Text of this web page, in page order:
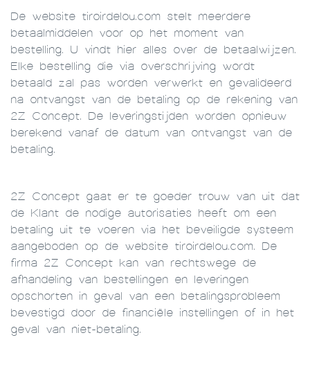
De website tiroirdelou.com stelt meerdere
betaalmiddelen voor op het moment van
bestelling. U vindt hier alles over de betaalwijzen.
Elke bestelling die via overschrijving wordt
betaald zal pas worden verwerkt en gevalideerd
na ontvangst van de betaling op de rekening van
2Z Concept. De leveringstijden worden opnieuw
berekend vanaf de datum van ontvangst van de
betaling.
2Z Concept gaat er te goeder trouw van uit dat
de Klant de nodige autorisaties heeft om een
betaling uit te voeren via het beveiligde systeem
aangeboden op de website tiroirdelou.com. De
firma 2Z Concept kan van rechtswege de
afhandeling van bestellingen en leveringen
opschorten in geval van een betalingsprobleem
bevestigd door de financiële instellingen of in het
geval van niet-betaling.